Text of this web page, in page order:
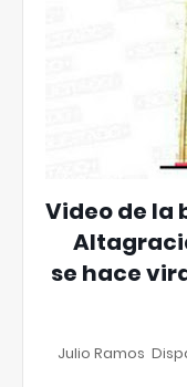
Video de la
se hace
Julio Ramos